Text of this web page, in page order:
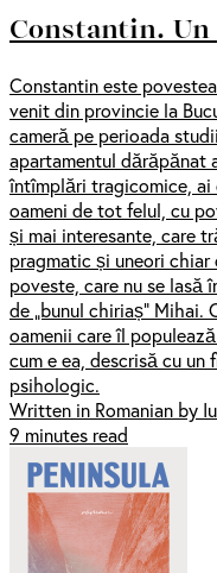
Constantin.
Constantin este
venit din provincie la
cameră pe perioada
apartamentul dărăpănat
întîmplări tragicomice,
oameni de tot felul, cu
și mai interesante, care
pragmatic și uneori
poveste, care nu se lasă
de „bunul chiriaș” Mihai.
oamenii care îl
cum e ea, descrisă cu
psihologic.
Written in Romanian by
9 minutes read